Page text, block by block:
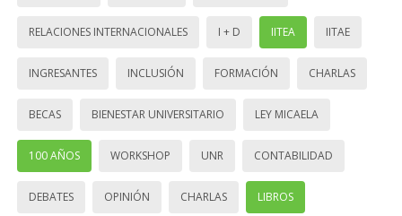
RELACIONES INTERNACIONALES I + D IITEA IITAE
INGRESANTES INCLUSIÓN FORMACIÓN CHARLAS
BECAS BIENESTAR UNIVERSITARIO LEY MICAELA
100 AÑOS WORKSHOP UNR CONTABILIDAD
DEBATES OPINIÓN CHARLAS LIBROS